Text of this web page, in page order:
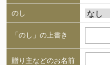
のし
「のし」の上書き
贈り主などのお名前